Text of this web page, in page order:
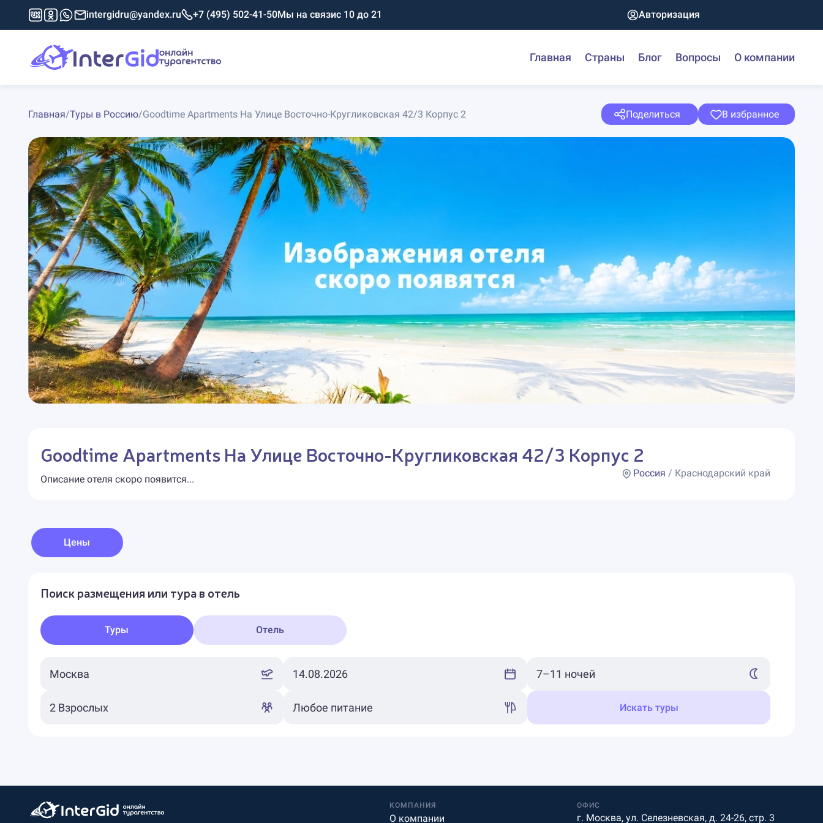
intergidru@yandex.ru +7 (495) 502-41-50Мы на связис 10 до 21 Авторизация
Главная Страны Блог Вопросы О компании
Главная/Туры в Россию/Goodtime Apartments На Улице Восточно-Кругликовская 42/3 Корпус 2 Поделиться В избранное
Goodtime Apartments На Улице Восточно-Кругликовская 42/3 Корпус 2
Описание отеля скоро появится...
Россия / Краснодарский край
Цены
Поиск размещения или тура в отель
Туры Отель
Искать туры
КОМПАНИЯ
О компании
ОФИС
г. Москва, ул. Селезневская, д. 24-26, стр. 3